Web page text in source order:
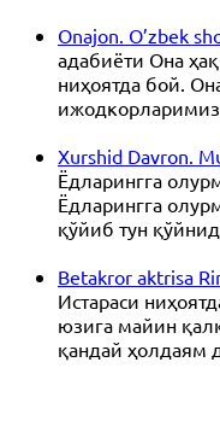
Onajon. O’zbek
адабиёти Она
ниҳоятда бой.
Xurshid Davron.
Ёдларингга
Ёдларингга
қўйиб тун
Betakror aktrisa
Истараси
юзига майин
қандай ҳолдаям